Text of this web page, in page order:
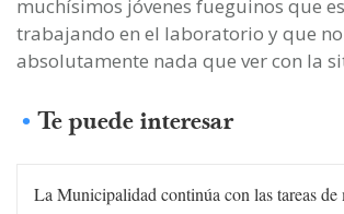
muchísimos jóvenes fueguinos que
trabajando en el laboratorio y que
absolutamente nada que ver con la
Te puede interesar
La Municipalidad continúa con las tareas de